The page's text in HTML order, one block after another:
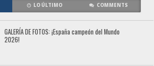
LO ÚLTIMO COMMENTS
GALERÍA DE FOTOS: ¡España campeón del Mundo
2026!